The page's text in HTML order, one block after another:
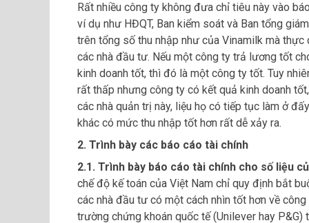
Rất nhiều công ty không đưa chỉ tiêu này vào
ví dụ như HĐQT, Ban kiểm soát và Ban tổng
trên tổng số thu nhập như của Vinamilk mà
các nhà đầu tư. Nếu một công ty trả lương tốt
kinh doanh tốt, thì đó là một công ty tốt. Tuy
rất thấp nhưng công ty có kết quả kinh doanh
các nhà quản trị này, liệu họ có tiếp tục làm ở
khác có mức thu nhập tốt hơn rất dễ xảy ra.
2. Trình bày các báo cáo tài chính
2.1. Trình bày báo cáo tài chính cho số liệu
chế độ kế toán của Việt Nam chỉ quy định bắt
các nhà đầu tư có một cách nhìn tốt hơn về
trường chứng khoán quốc tế (Unilever hay